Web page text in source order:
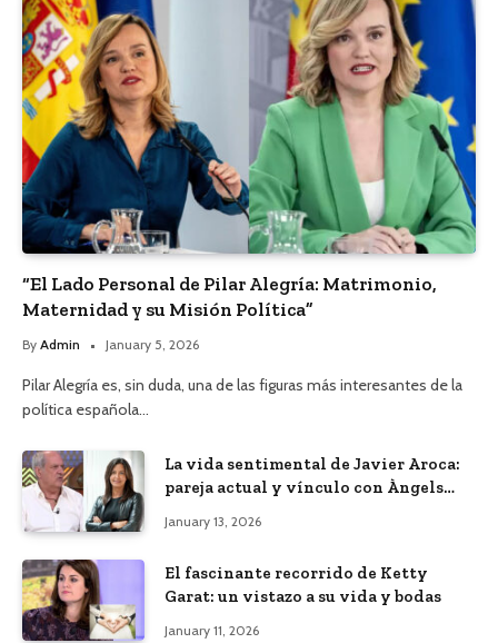
“El Lado Personal de Pilar Alegría: Matrimonio,
Maternidad y su Misión Política”
By Admin January 5, 2026
Pilar Alegría es, sin duda, una de las figuras más interesantes de la
política española…
La vida sentimental de Javier Aroca:
pareja actual y vínculo con Àngels
January 13, 2026
El fascinante recorrido de Ketty
Garat: un vistazo a su vida y bodas
January 11, 2026